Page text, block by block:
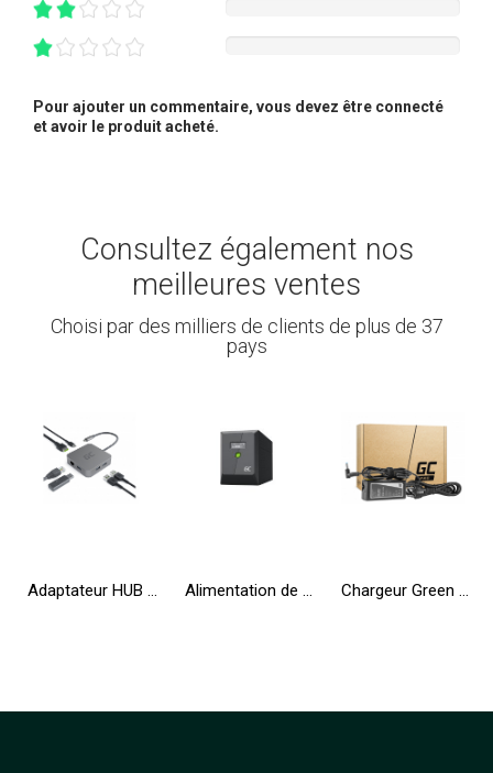
Pour ajouter un commentaire, vous devez être connecté
et avoir le produit acheté.
Consultez également nos
meilleures ventes
Choisi par des milliers de clients de plus de 37
pays
Adaptateur HUB USB-C Green Cell 6en1 (3xUSB 3.0 HDMI 4K Ethernet) pour Apple MacBook Pro, Air, Asus, Dell XPS, HP, Lenovo X1 Alimentation de secours UPS Greencell 2000VA 1200W PowerProof avec écran LCD Chargeur Green Cell PRO 19.5V 3.33A 65W pour HP 250 G2 G3 G4 G5 15-R 15-R100NW 15-R101NW 15-R104NW 15-R233NW 15-R253NW